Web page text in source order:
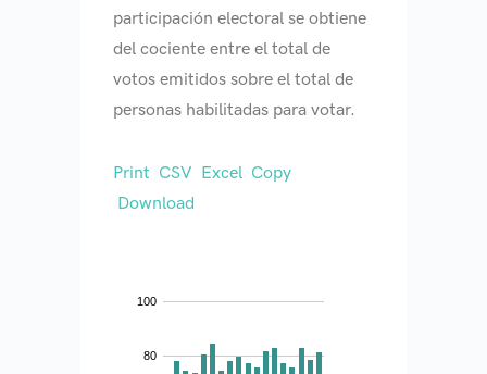
participación electoral se obtiene
del cociente entre el total de
votos emitidos sobre el total de
personas habilitadas para votar.
Print CSV Excel Copy
Download
80
100